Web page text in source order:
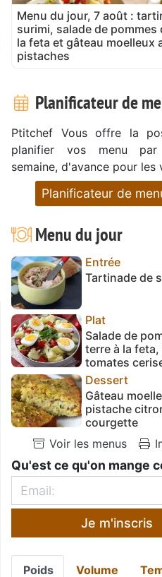
Menu du jour, 7 août :
surimi, salade de pommes
la feta et gâteau moelleux
pistaches
Planificateur de
Ptitchef Vous offre la
planifier vos menu
semaine, d'avance pour les
Planificateur de
Menu du jour
Entrée
Tartinade de
Plat
Salade de
terre à la
tomates
Dessert
Gâteau
pistache
courgette
Voir les menus
Qu'est ce qu'on mange
Je m'inscris
Poids Volume